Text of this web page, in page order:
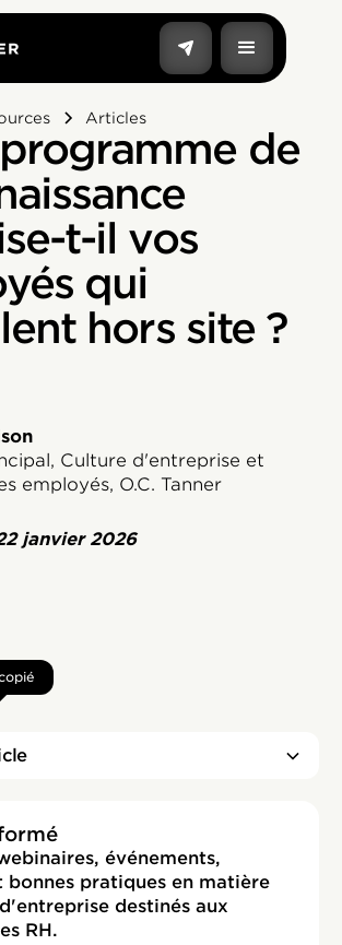
Articles
de
t-il vos
qui
hors site ?
Culture d'entreprise et
employés, O.C. Tanner
janvier 2026
événements,
bonnes pratiques en matière
destinés aux
RH.